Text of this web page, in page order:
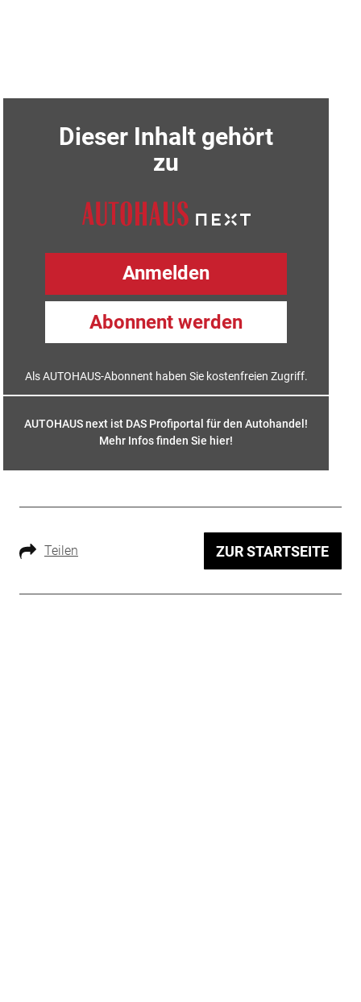
Dieser Inhalt gehört
zu
Anmelden
Abonnent werden
Als AUTOHAUS-Abonnent haben Sie kostenfreien Zugriff.
AUTOHAUS next ist DAS Profiportal für den Autohandel!
Mehr Infos finden Sie hier!
Teilen ZUR STARTSEITE